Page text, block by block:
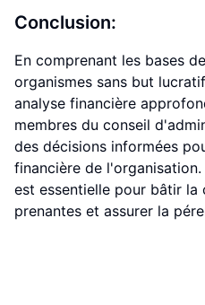
Conclusion:
En comprenant les bases
organismes sans but
analyse financière
membres du conseil
des décisions informées
financière de
est essentielle pour bâtir
prenantes et assurer la